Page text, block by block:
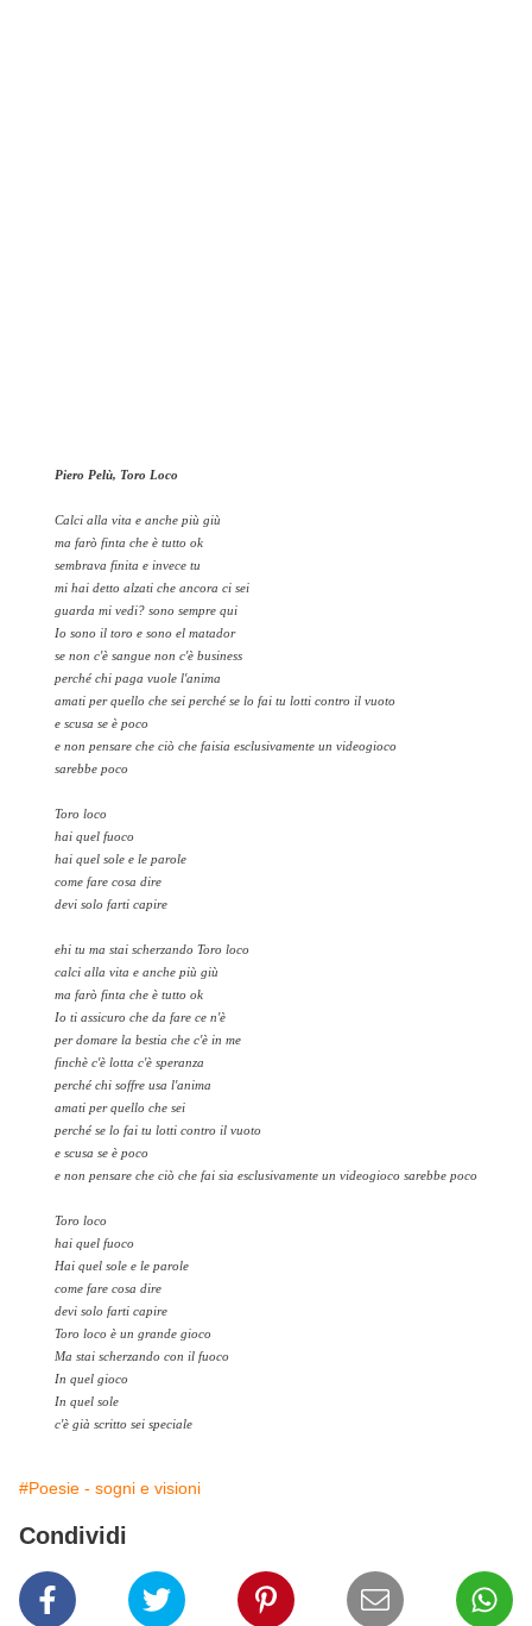
Piero Pelù, Toro Loco
Calci alla vita e anche più giù
ma farò finta che è tutto ok
sembrava finita e invece tu
mi hai detto alzati che ancora ci sei
guarda mi vedi? sono sempre qui
Io sono il toro e sono el matador
se non c'è sangue non c'è business
perché chi paga vuole l'anima
amati per quello che sei perché se lo fai tu lotti contro il vuoto
e scusa se è poco
e non pensare che ciò che faisia esclusivamente un videogioco
sarebbe poco
Toro loco
hai quel fuoco
hai quel sole e le parole
come fare cosa dire
devi solo farti capire
ehi tu ma stai scherzando Toro loco
calci alla vita e anche più giù
ma farò finta che è tutto ok
Io ti assicuro che da fare ce n'è
per domare la bestia che c'è in me
finchè c'è lotta c'è speranza
perché chi soffre usa l'anima
amati per quello che sei
perché se lo fai tu lotti contro il vuoto
e scusa se è poco
e non pensare che ciò che fai sia esclusivamente un videogioco sarebbe poco
Toro loco
hai quel fuoco
Hai quel sole e le parole
come fare cosa dire
devi solo farti capire
Toro loco è un grande gioco
Ma stai scherzando con il fuoco
In quel gioco
In quel sole
c'è già scritto sei speciale
#Poesie - sogni e visioni
Condividi